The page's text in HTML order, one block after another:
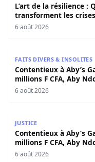
L’art de la résilience :
transforment les
6 août 2026
FAITS DIVERS & INSOLITES
Contentieux à Aby’s
millions F CFA, Aby
sociaux
6 août 2026
JUSTICE
Contentieux à Aby’s
millions F CFA, Aby
sociaux
6 août 2026